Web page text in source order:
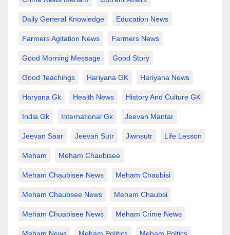
Daily General Knowledge Education News
Farmers Agitation News Farmers News
Good Morning Message Good Story
Good Teachings Hariyana GK Hariyana News
Haryana Gk Health News History And Culture GK
India Gk International Gk Jeevan Mantar
Jeevan Saar Jeevan Sutr Jiwnsutr Life Lesson
Meham Meham Chaubisee
Meham Chaubisee News Meham Chaubisi
Meham Chaubsee News Meham Chaubsi
Meham Chuabisee News Meham Crime News